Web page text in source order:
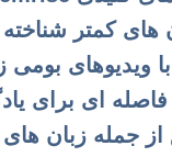
های کمتر
ویدیوهای بومی
ای برای
جمله زبان